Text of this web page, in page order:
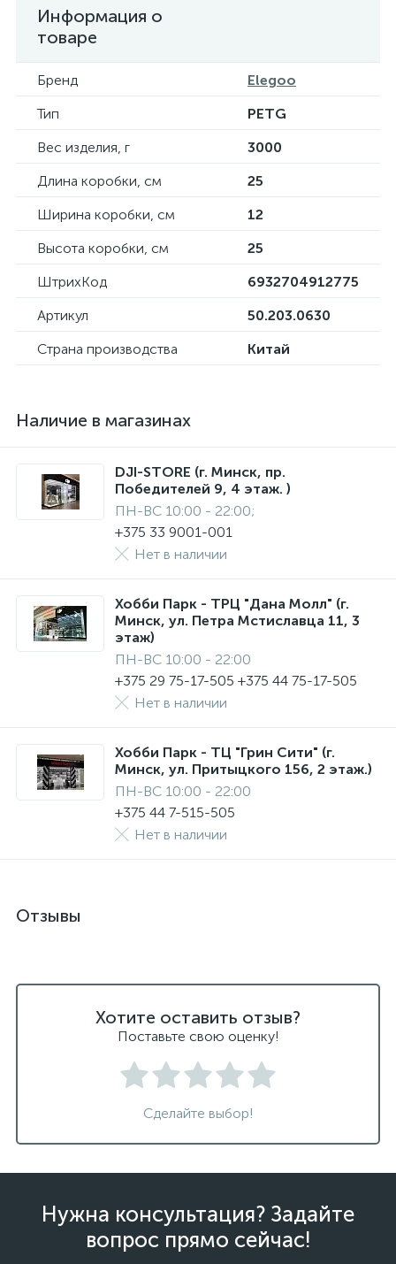
Информация о
товаре
Бренд
Elegoo
Тип
PETG
Вес изделия, г
3000
Длина коробки, см
25
Ширина коробки, см
12
Высота коробки, см
25
ШтрихКод
6932704912775
Артикул
50.203.0630
Страна производства
Китай
Наличие в магазинах
DJI-STORE (г. Минск, пр.
Победителей 9, 4 этаж. )
ПН-ВС 10:00 - 22:00;
+375 33 9001-001
Нет в наличии
Хобби Парк - ТРЦ "Дана Молл" (г.
Минск, ул. Петра Мстиславца 11, 3
этаж)
ПН-ВС 10:00 - 22:00
+375 29 75-17-505 +375 44 75-17-505
Нет в наличии
Хобби Парк - ТЦ "Грин Сити" (г.
Минск, ул. Притыцкого 156, 2 этаж.)
ПН-ВС 10:00 - 22:00
+375 44 7-515-505
Нет в наличии
Отзывы
Хотите оставить отзыв?
Поставьте свою оценку!
Сделайте выбор!
Нужна консультация? Задайте
вопрос прямо сейчас!